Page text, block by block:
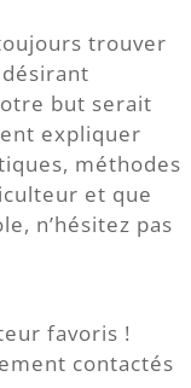
trouver
but serait
expliquer
méthodes
et que
n’hésitez pas
favoris !
contactés